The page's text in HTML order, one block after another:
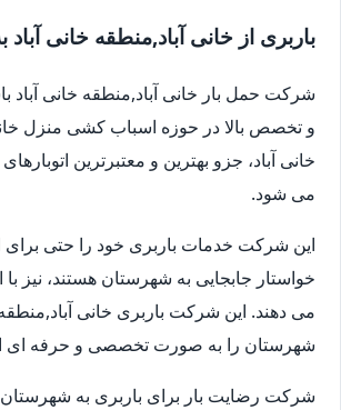
باربری از خانی آباد,منطقه خانی
شرکت حمل بار خانی آباد,منطقه خانی آباد
و تخصص بالا در حوزه اسباب کشی منزل
خانی آباد، جزو بهترین و معتبرترین
می شود.
این شرکت خدمات باربری خود را حتی برای
خواستار جابجایی به شهرستان هستند، نیز با
می دهند. این شرکت باربری خانی آباد,منطقه
شهرستان را به صورت تخصصی و حرفه ای
شرکت رضایت بار برای باربری به